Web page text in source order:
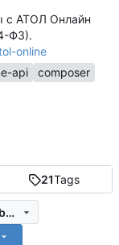
21Tags
45542b204a55faadbb162a7d6e5f66bbd81ed02b
с АТОЛ Онлайн
ФЗ).
online
api
composer